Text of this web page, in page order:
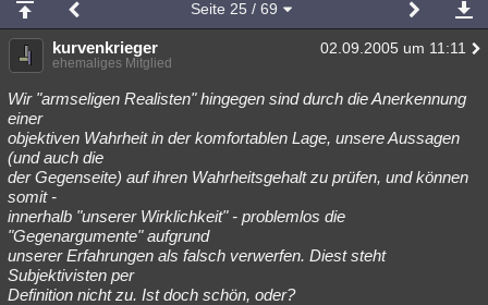
meine Rubriken
Menschen Wissenschaft Mystery Kriminalfälle
Spiritualität Verschwörungen Technologie Ufologie
Natur Umfragen Unterhaltung
weitere Rubriken
Philosophie
Astronomie Helpdesk Gruppen Gaming Filme
Musik Clash Verbesserungen Allmystery
Seite 25 / 69
kurvenkrieger 02.09.2005 um 11:11
ehemaliges Mitglied
Wir "armseligen Realisten" hingegen sind durch die Anerkennung
einer
objektiven Wahrheit in der komfortablen Lage, unsere Aussagen
(und auch die
der Gegenseite) auf ihren Wahrheitsgehalt zu prüfen, und können
somit -
innerhalb "unserer Wirklichkeit" - problemlos die
"Gegenargumente" aufgrund
unserer Erfahrungen als falsch verwerfen. Diest steht
Subjektivisten per
Definition nicht zu. Ist doch schön, oder?